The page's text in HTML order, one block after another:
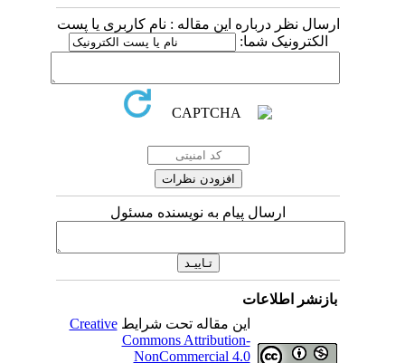
ارسال نظر درباره این مقاله : نام کاربری یا پست
الکترونیک شما:
ارسال پیام به نویسنده مسئول
بازنشر اطلاعات
این مقاله تحت شرایطCreative
Commons Attribution-
NonCommercial 4.0